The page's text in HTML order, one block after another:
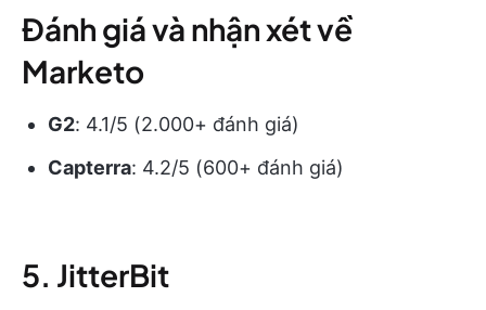
Đánh giá và nhận xét về
Marketo
G2: 4.1/5 (2.000+ đánh giá)
Capterra: 4.2/5 (600+ đánh giá)
5. JitterBit